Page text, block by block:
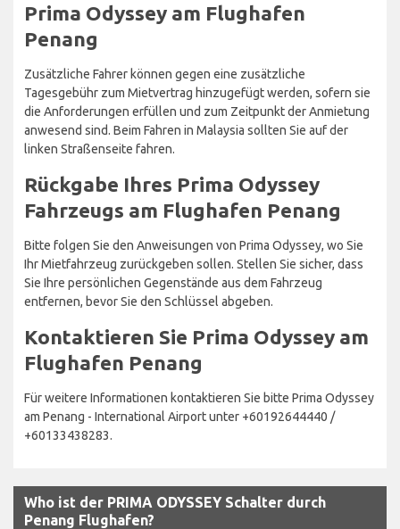
Prima Odyssey am Flughafen
Penang
Zusätzliche Fahrer können gegen eine zusätzliche
Tagesgebühr zum Mietvertrag hinzugefügt werden, sofern sie
die Anforderungen erfüllen und zum Zeitpunkt der Anmietung
anwesend sind. Beim Fahren in Malaysia sollten Sie auf der
linken Straßenseite fahren.
Rückgabe Ihres Prima Odyssey
Fahrzeugs am Flughafen Penang
Bitte folgen Sie den Anweisungen von Prima Odyssey, wo Sie
Ihr Mietfahrzeug zurückgeben sollen. Stellen Sie sicher, dass
Sie Ihre persönlichen Gegenstände aus dem Fahrzeug
entfernen, bevor Sie den Schlüssel abgeben.
Kontaktieren Sie Prima Odyssey am
Flughafen Penang
Für weitere Informationen kontaktieren Sie bitte Prima Odyssey
am Penang - International Airport unter +60192644440 /
+60133438283.
Who ist der PRIMA ODYSSEY Schalter durch
Penang Flughafen?